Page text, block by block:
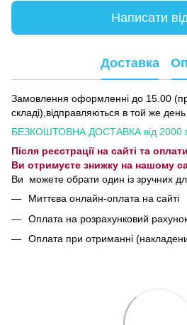
Написати
Доставка
Замовлення оформленні до 15.00
складі),відправляються в той же день
БЕЗКОШТОВНА ДОСТАВКА від 2000
Після реєстрації на сайті та
Ви отримуєте знижку на нашому
Ви можете обрати один із зручних
Миттєва онлайн-оплата на сайті
Оплата на розрахунковий
Оплата при отриманні